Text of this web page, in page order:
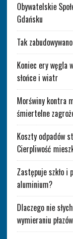
Obywatelskie
Gdańsku
Tak
Koniec ery węgla
słońce i wiatr
Morświny kontra
śmiertelne
Koszty odpadów
Cierpliwość
Zastępuje szkło i
aluminium?
Dlaczego nie
wymieraniu płazów